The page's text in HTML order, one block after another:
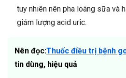
tuy nhiên nên pha loãng sữa và
giảm lượng acid uric.
Nên đọc:Thuốc điều trị bệnh
tin dùng, hiệu quả